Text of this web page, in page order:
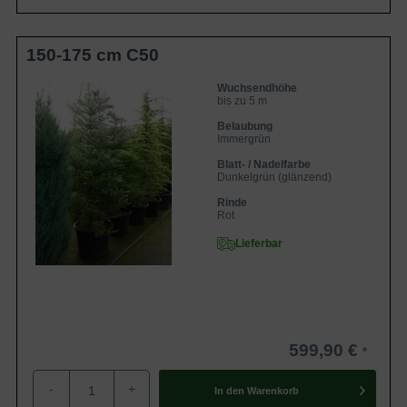
wirkt recht unscheinbar. Er bietet aber einen schönen
Anblick in Kombination mit der Optik der gelben
Jungtriebe. Die frischen Zweige sind zudem leicht behaart
und werden nach einigen Jahren kahl. Im Zusammenspiel
mit der immergrünen Krone bieten sie ein harmonisches
Gesamtbild und machen die Züchtung zu einem Highlight
für den privaten Heimgarten.
Die gelockten Nadeln der Korea-Tanne
‘Silberlocke‘ begeistern mit Extravaganz
Ihren Beinamen verdankt die Züchtung ‘Silberlocke‘ dem
extravagante Wuchs bietet dem Gärtner silbrige
150-175 cm C50
Wuchsendhöhe
bis zu 5 m
Belaubung
Immergrün
Blatt- / Nadelfarbe
Dunkelgrün (glänzend)
Rinde
Rot
Lieferbar
599,90 €
- + In den Warenkorb